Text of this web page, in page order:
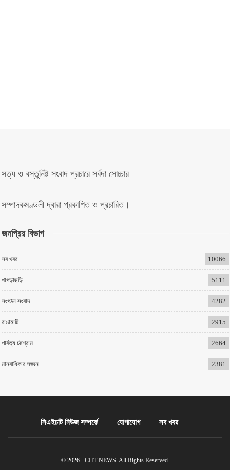
সত্য ও বস্তুনিষ্ট সংবাদ প্রচারে সর্বদা সোচ্চার
সম্পাদকমণ্ডলী দ্বারা প্রকাশিত ও প্রচারিত।
জনপ্রিয় বিভাগ
সব খবর 10066
খাগড়াছড়ি 5111
সংগঠন সংবাদ 4282
রাঙামাটি 2915
পার্বত্য চট্টগ্রাম 2664
মানবাধিকার লঙ্ঘন 2381
সিএইচটি নিউজ সম্পর্কে যোগাযোগ সব খবর
© 2026 - CHT NEWS. All Rights Reserved.